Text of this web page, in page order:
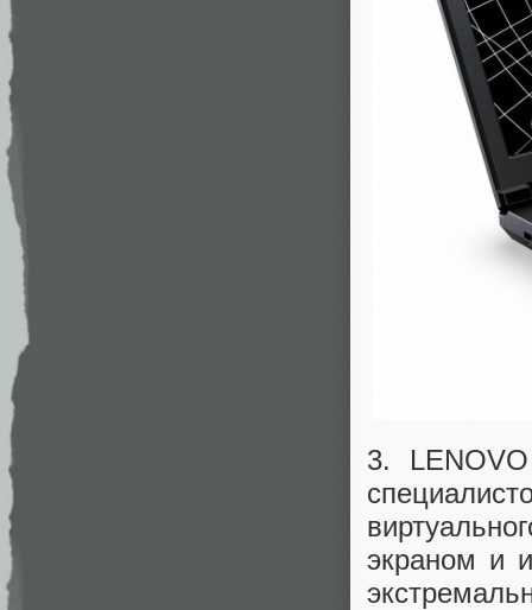
3.
экраном и